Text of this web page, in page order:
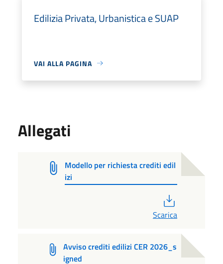
Edilizia Privata, Urbanistica e SUAP
VAI ALLA PAGINA
Allegati
Modello per richiesta crediti edil
izi
Scarica
Avviso crediti edilizi CER 2026_s
igned